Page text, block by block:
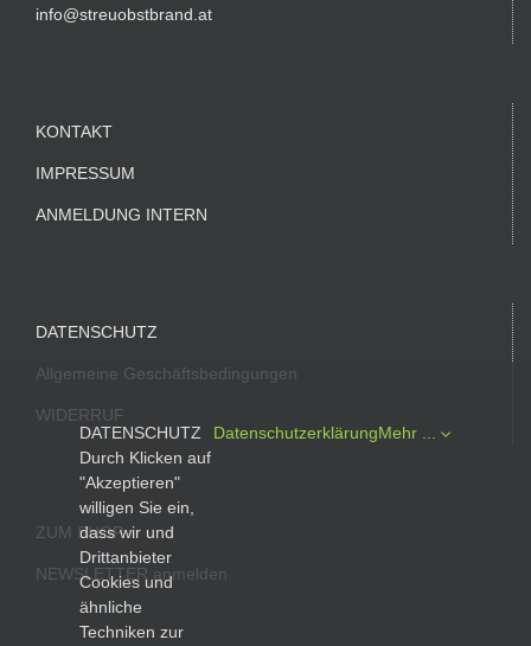
info@streuobstbrand.at
KONTAKT
IMPRESSUM
ANMELDUNG INTERN
DATENSCHUTZ
Allgemeine Geschäftsbedingungen
WIDERRUF
ZUM SHOP
NEWSLETTER anmelden
DATENSCHUTZ
Durch Klicken auf
"Akzeptieren"
willigen Sie ein,
dass wir und
Drittanbieter
Cookies und
ähnliche
Techniken zur
DatenschutzerklärungMehr ...